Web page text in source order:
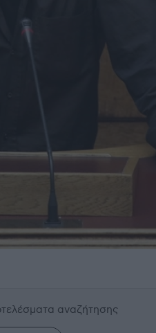
αναζήτησης